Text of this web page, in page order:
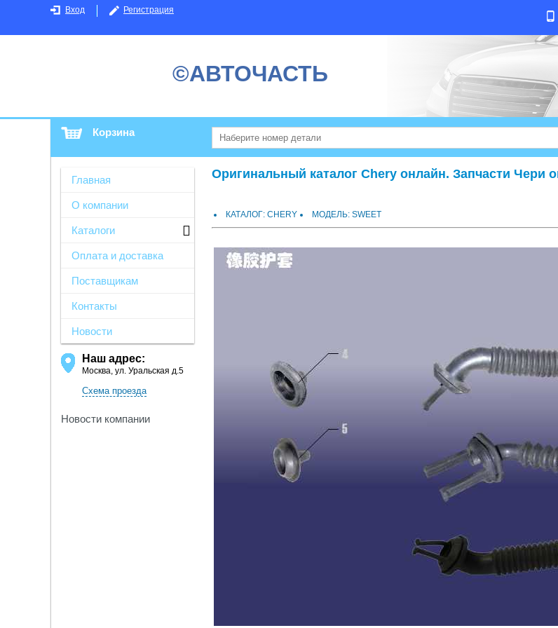
Вход Регистрация
©АВТОЧАСТЬ
Корзина
Главная
О компании
Каталоги
Оплата и доставка
Поставщикам
Контакты
Новости
Наш адрес:
Москва, ул. Уральская д.5
Схема проезда
Новости компании
Оригинальный каталог Chery онлайн. Запчасти Чери
КАТАЛОГ: CHERY МОДЕЛЬ: SWEET